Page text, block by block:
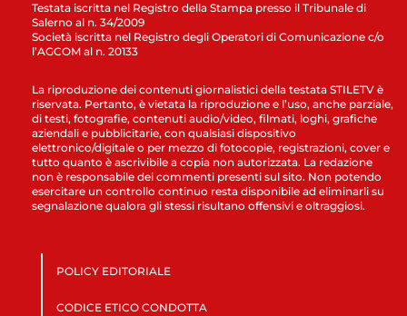
Testata iscritta nel Registro della Stampa presso il Tribunale di
Salerno al n. 34/2009
Società iscritta nel Registro degli Operatori di Comunicazione c/o
l’AGCOM al n. 20133
La riproduzione dei contenuti giornalistici della testata STILETV è
riservata. Pertanto, è vietata la riproduzione e l’uso, anche parziale,
di testi, fotografie, contenuti audio/video, filmati, loghi, grafiche
aziendali e pubblicitarie, con qualsiasi dispositivo
elettronico/digitale o per mezzo di fotocopie, registrazioni, cover e
tutto quanto è ascrivibile a copia non autorizzata. La redazione
non è responsabile dei commenti presenti sul sito. Non potendo
esercitare un controllo continuo resta disponibile ad eliminarli su
segnalazione qualora gli stessi risultano offensivi e oltraggiosi.
POLICY EDITORIALE
CODICE ETICO CONDOTTA